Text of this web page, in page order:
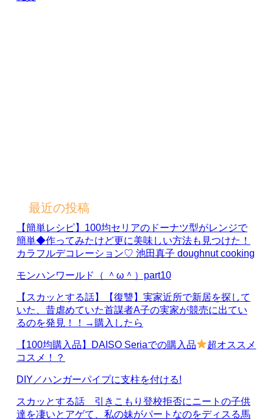
最近の投稿
【簡単レシピ】100均セリアのドーナツ型がレンジで
簡単◆作ってみたけど更に美味しい方法も見つけた！
カラフルデコレーション♡ 池田真子 doughnut cooking
モンハンワールド（ ＾ω＾）part10
【スカッとする話】【復讐】実家近所で新居を探して
いた、昔虐めていた首謀者A子の実家が競売に出てい
るのを発見！！→購入したら
【100均購入品】DAISO Seriaでの購入品
超オススメ
コスメ！？
DIY／ハンガーパイプに支柱を付ける!
スカッとする話 引きこもり登校拒否にニートの子供
達を凄いとアゲて、私の妹がパートなのをディスる馬